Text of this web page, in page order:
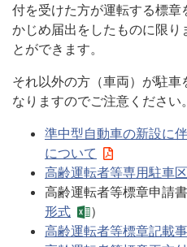
付を受けた方が運転する標
かじめ届出をしたものに限り
とができます。
それ以外の方（車両）が駐
なりますのでご注意ください。
準中型自動車の新設に
について
高齢運転者等専用駐車
高齢運転者等標章申請
形式
）
高齢運転者等標章記載